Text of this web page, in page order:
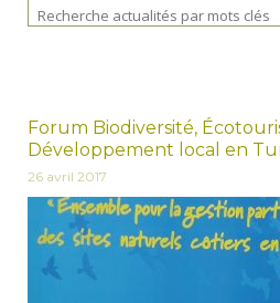
Forum Biodiversité,
Développement local en
26 avril 2017